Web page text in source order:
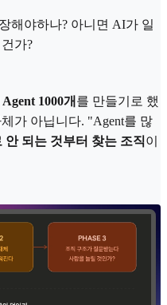
해야하나? 아니면 AI가 일
가?
1000개 를 만들기로 했
가 아닙니다. "Agent를 많
안 되는 것부터 찾는 조직이